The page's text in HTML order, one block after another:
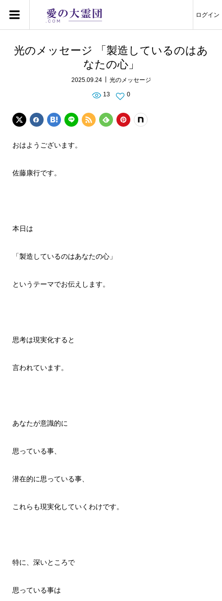
ログイン
光のメッセージ 「製造しているのはあ
なたの心」
2025.09.24 光のメッセージ
13 0
おはようございます。
佐藤康行です。
本日は
「製造しているのはあなたの心」
というテーマでお伝えします。
思考は現実化すると
言われています。
あなたが意識的に
思っている事、
潜在的に思っている事、
これらも現実化していくわけです。
特に、深いところで
思っている事は